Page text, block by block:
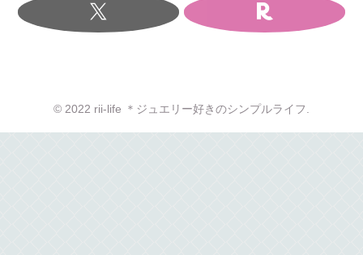
© 2022 rii-life ＊ジュエリー好きのシンプルライフ.